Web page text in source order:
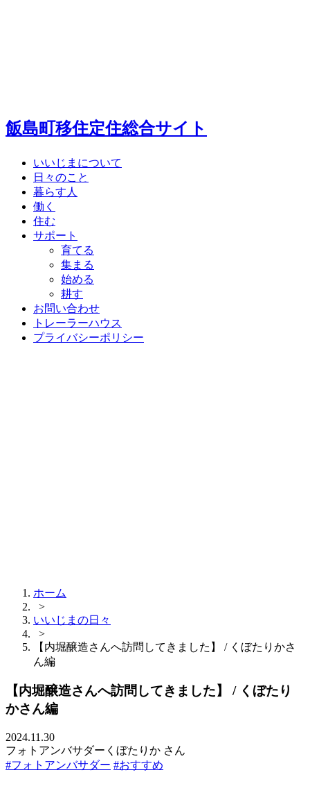
飯島町移住定住総合サイト
いいじまについて
日々のこと
暮らす人
働く
住む
サポート
育てる
集まる
始める
耕す
お問い合わせ
トレーラーハウス
プライバシーポリシー
ホーム
>
いいじまの日々
>
【内堀醸造さんへ訪問してきました】 / くぼたりかさ
ん編
【内堀醸造さんへ訪問してきました】 / くぼたり
かさん編
2024.11.30
フォトアンバサダーくぼたりか さん
#フォトアンバサダー #おすすめ